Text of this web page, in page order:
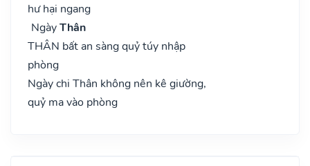
hư hại ngang
NgàyThân
THÂN bất an sàng quỷ túy nhập
phòng
Ngày chi Thân không nên kê giường,
quỷ ma vào phòng